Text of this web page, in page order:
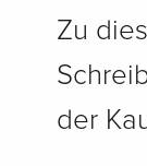
Zu
der